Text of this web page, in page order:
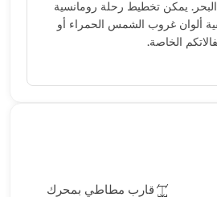
البحر. يمكن تخطيط رحلة رومانسية
ألوان غروب الشمس الحمراء أو
الخاصة.
قارب مطاطي بمحرك